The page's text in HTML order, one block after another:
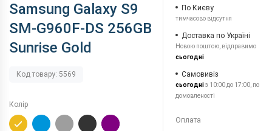
Samsung Galaxy S9
SM-G960F-DS 256GB
Sunrise Gold
Код товару: 5569
Колір
По Києву
тимчасово відсутня
Доставка по Україні
Новою поштою, відправимо
сьогодні
Самовивіз
сьогодніз 10:00 до 17:00, по
домовленості
Оплата